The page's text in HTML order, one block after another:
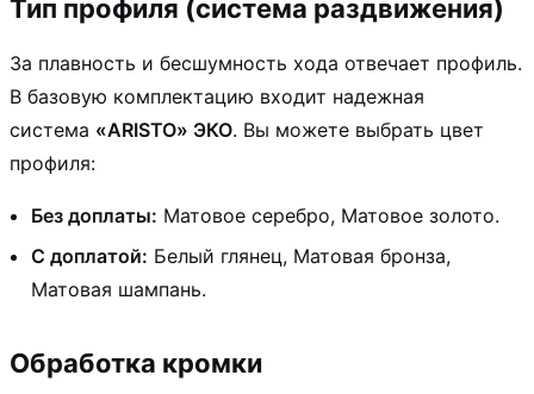
Тип профиля (система раздвижения)
За плавность и бесшумность хода отвечает профиль.
В базовую комплектацию входит надежная
система «ARISTO» ЭКО. Вы можете выбрать цвет
профиля:
Без доплаты: Матовое серебро, Матовое золото.
С доплатой: Белый глянец, Матовая бронза,
Матовая шампань.
Обработка кромки